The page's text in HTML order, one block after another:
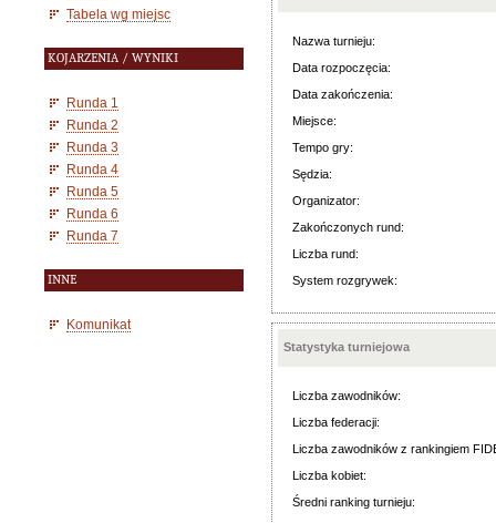
Tabela wg miejsc
KOJARZENIA / WYNIKI
Runda 1
Runda 2
Runda 3
Runda 4
Runda 5
Runda 6
Runda 7
INNE
Komunikat
Nazwa turnieju:
Data rozpoczęcia:
Data zakończenia:
Miejsce:
Tempo gry:
Sędzia:
Organizator:
Zakończonych rund:
Liczba rund:
System rozgrywek:
Statystyka turniejowa
Liczba zawodników:
Liczba federacji:
Liczba zawodników z rankingiem
Liczba kobiet:
Średni ranking turnieju: